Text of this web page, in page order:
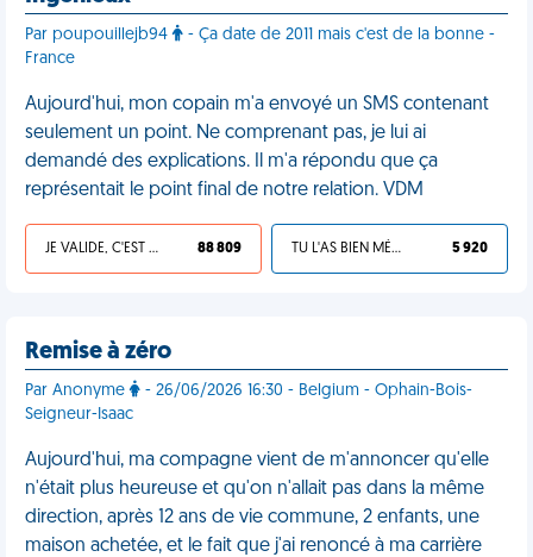
Par poupouillejb94
- Ça date de 2011 mais c'est de la bonne -
France
Aujourd'hui, mon copain m'a envoyé un SMS contenant
seulement un point. Ne comprenant pas, je lui ai
demandé des explications. Il m'a répondu que ça
représentait le point final de notre relation. VDM
JE VALIDE, C'EST UNE VDM 88 809 TU L'AS BIEN MÉRITÉ 5 920
Remise à zéro
Par Anonyme
- 26/06/2026 16:30 - Belgium - Ophain-Bois-
Seigneur-Isaac
Aujourd'hui, ma compagne vient de m'annoncer qu'elle
n'était plus heureuse et qu'on n'allait pas dans la même
direction, après 12 ans de vie commune, 2 enfants, une
maison achetée, et le fait que j'ai renoncé à ma carrière